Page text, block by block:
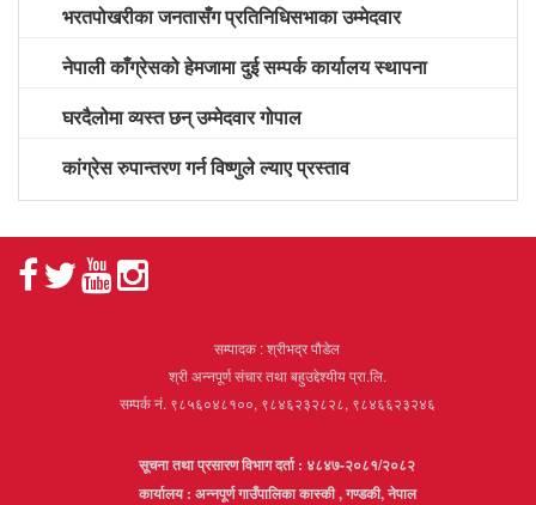
भरतपोखरीका जनतासँग प्रतिनिधिसभाका उम्मेदवार
नेपाली काँग्रेसको हेमजामा दुई सम्पर्क कार्यालय स्थापना
घरदैलोमा व्यस्त छन् उम्मेदवार गोपाल
कांग्रेस रुपान्तरण गर्न विष्णुले ल्याए प्रस्ताव
सम्पादक : श्रीभद्र पौडेल
श्री अन्नपूर्ण संचार तथा बहुउद्देश्यीय प्रा.लि.
सम्पर्क नं. ९८५६०४८१००, ९८४६२३२८२८, ९८४६६२३२४६
सूचना तथा प्रसारण विभाग दर्ता : ४८४७-२०८१/२०८२
कार्यालय : अन्नपूर्ण गाउँपालिका कास्की , गण्डकी, नेपाल